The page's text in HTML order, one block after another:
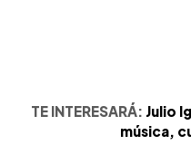
TE INTERESARÁ: Julio
música,